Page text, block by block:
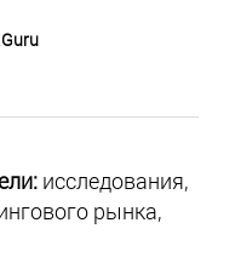
исследования,
рынка,